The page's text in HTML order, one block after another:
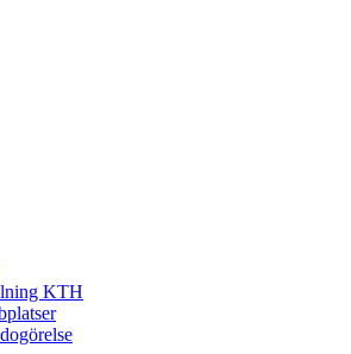
KTH